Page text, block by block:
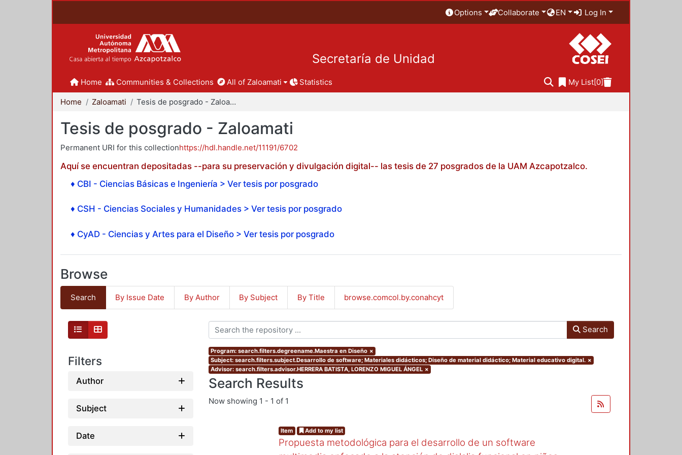
Options Collaborate EN Log In
Secretaría de Unidad
Home Communities & Collections All of Zaloamati Statistics My List[0]
Home Zaloamati Tesis de posgrado - Zaloamati
Tesis de posgrado - Zaloamati
Permanent URI for this collectionhttps://hdl.handle.net/11191/6702
Aquí se encuentran depositadas --para su preservación y divulgación digital-- las tesis de 27 posgrados de la UAM Azcapotzalco.
♦ CBI - Ciencias Básicas e Ingeniería > Ver tesis por posgrado
♦ CSH - Ciencias Sociales y Humanidades > Ver tesis por posgrado
♦ CyAD - Ciencias y Artes para el Diseño > Ver tesis por posgrado
Browse
Search By Issue Date By Author By Subject By Title browse.comcol.by.conahcyt
Filters
Author
Subject
Date
Search
Program: search.filters.degreename.Maestra en Diseño ×
Subject: search.filters.subject.Desarrollo de software; Materiales didácticos; Diseño de material didáctico; Material educativo digital. ×
Advisor: search.filters.advisor.HERRERA BATISTA, LORENZO MIGUEL ÁNGEL ×
Search Results
Now showing 1 - 1 of 1
Item Add to my list
Propuesta metodológica para el desarrollo de un software